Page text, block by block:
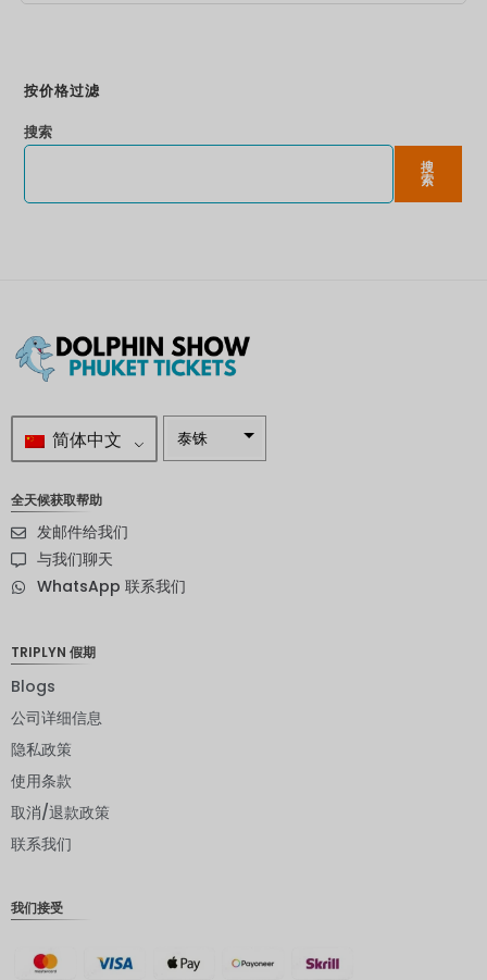
按价格过滤
搜索
搜
索
简体中文 泰铢
挪威克朗
全天候获取帮助
发邮件给我们
与我们聊天
WhatsApp 联系我们
TRIPLYN 假期
Blogs
公司详细信息
隐私政策
使用条款
取消/退款政策
联系我们
我们接受